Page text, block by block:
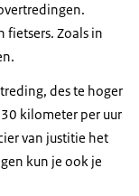
fietsers. Zoals in
des te hoger
kilometer per uur
van justitie het
kun je ook je